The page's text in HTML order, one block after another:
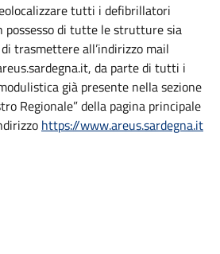
tutti i defibrillatori
di tutte le strutture sia
trasmettere all’indirizzo mail
da parte di tutti i
già presente nella sezione
Regionale” della pagina principale
https://www.areus.sardegna.it